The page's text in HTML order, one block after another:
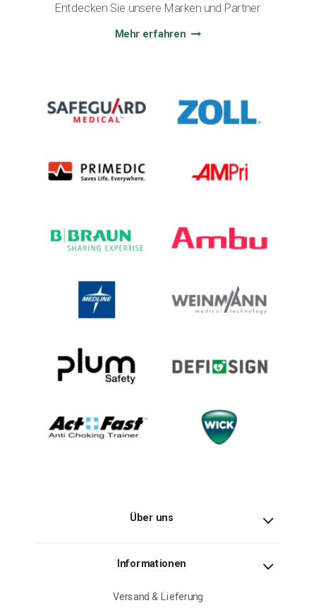
Entdecken Sie unsere Marken und Partner
Mehr erfahren
Über uns
Informationen
Versand & Lieferung